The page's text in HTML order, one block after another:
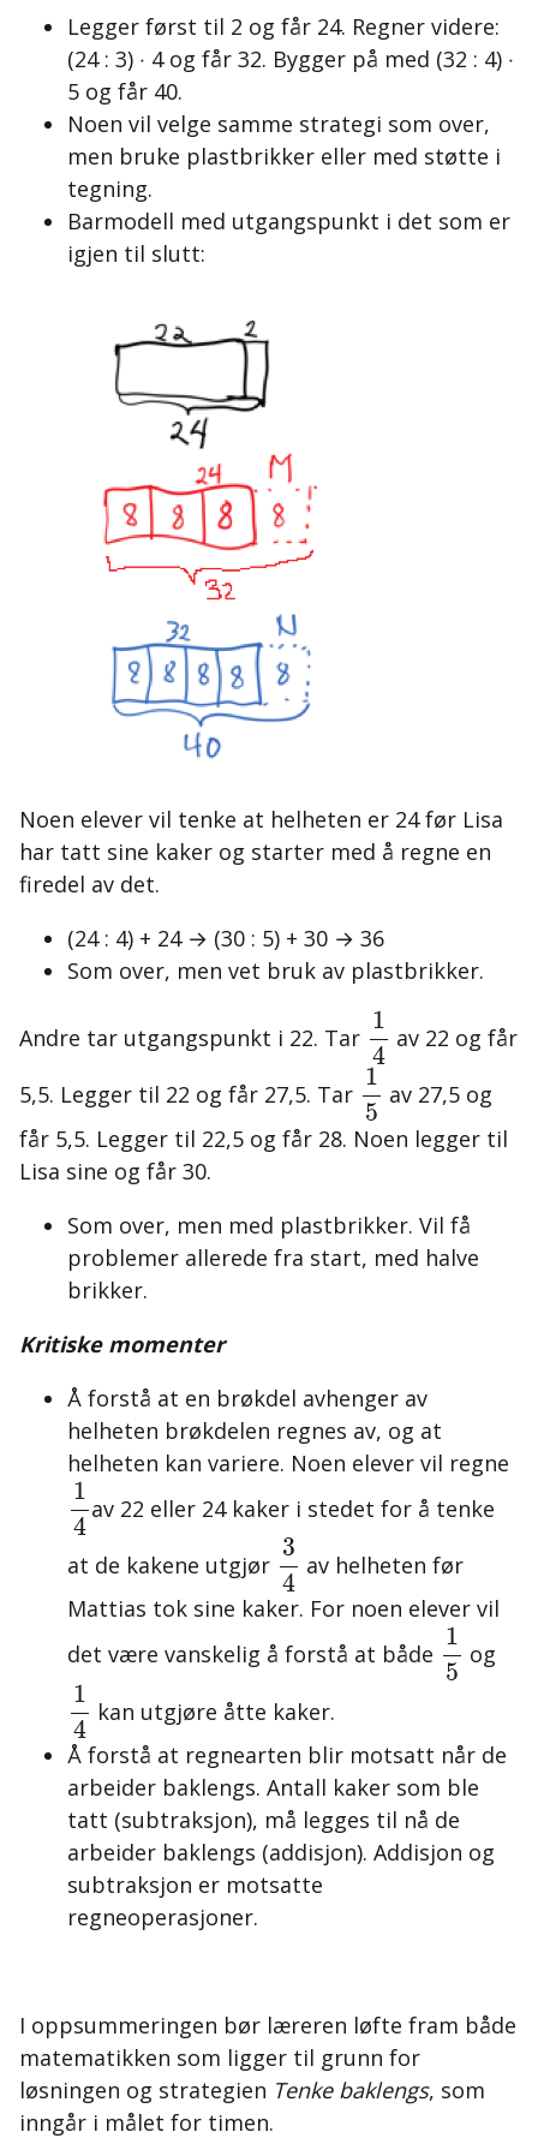
Legger først til 2 og får 24. Regner videre:
(24 : 3) ‧ 4 og får 32. Bygger på med (32 : 4) ‧
5 og får 40.
Noen vil velge samme strategi som over,
men bruke plastbrikker eller med støtte i
tegning.
Barmodell med utgangspunkt i det som er
igjen til slutt:
Noen elever vil tenke at helheten er 24 før Lisa
har tatt sine kaker og starter med å regne en
firedel av det.
(24 : 4) + 24 → (30 : 5) + 30 → 36
Som over, men vet bruk av plastbrikker.
Andre tar utgangspunkt i 22. Tar
1
4
1
av 22 og får
5,5. Legger til 22 og får 27,5. Tar
1
5
15
av 27,5 og
får 5,5. Legger til 22,5 og får 28. Noen legger til
Lisa sine og får 30.
Som over, men med plastbrikker. Vil få
problemer allerede fra start, med halve
brikker.
Kritiske momenter
Å forstå at en brøkdel avhenger av
helheten brøkdelen regnes av, og at
helheten kan variere. Noen elever vil regne
1
4
14
av 22 eller 24 kaker i stedet for å tenke
at de kakene utgjør
3
4
34
av helheten før
Mattias tok sine kaker. For noen elever vil
det være vanskelig å forstå at både
1
5
15
og
1
4
1
kan utgjøre åtte kaker.
Å forstå at regnearten blir motsatt når de
arbeider baklengs. Antall kaker som ble
tatt (subtraksjon), må legges til nå de
arbeider baklengs (addisjon). Addisjon og
subtraksjon er motsatte
regneoperasjoner.
I oppsummeringen bør læreren løfte fram både
matematikken som ligger til grunn for
løsningen og strategien Tenke baklengs, som
inngår i målet for timen.